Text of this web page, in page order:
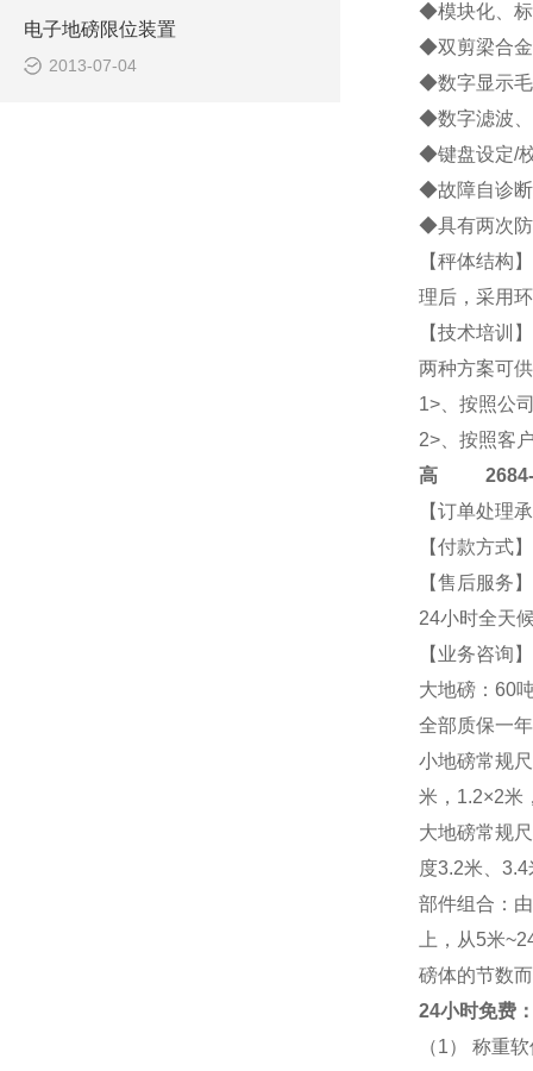
电子地磅限位装置
2013-07-04
◆模块化、标
◆双剪梁合金
◆数字显示毛
◆数字滤波、
◆键盘设定/
◆故障自诊断
◆具有两次防
【秤体结构
理后，采用
【技术培训
两种方案可
1>、按照公
2>、按照客
高2684-
【订单处理
【付款方式
【售后服务
24小时全天
【业务咨询
大地磅：60
全部质保一
小地磅常规
米，1.2×2米
大地磅常规
度3.2米、
部件组合：
上，从5米
磅体的节数
24小时免费
（1） 称重